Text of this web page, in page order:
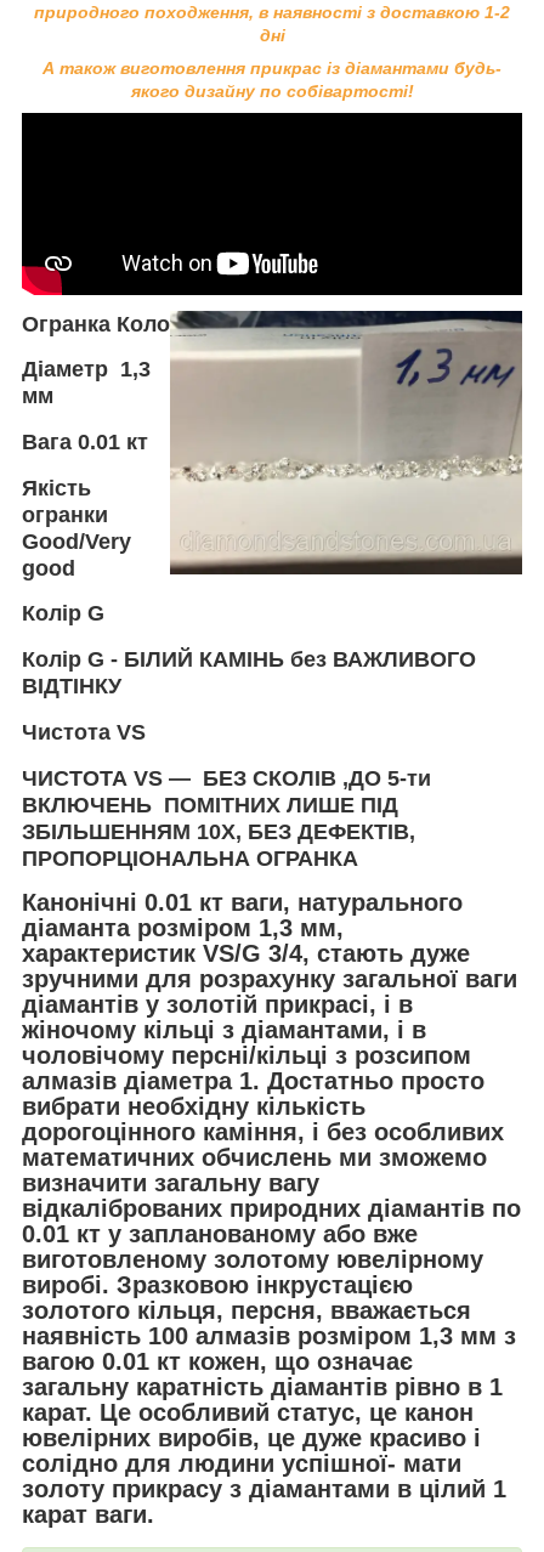
природного походження, в наявності з доставкою 1-2
дні
А також виготовлення прикрас із діамантами будь-
якого дизайну по собівартості!
Огранка Коло
Діаметр 1,3
мм
Вага 0.01 кт
Якість
огранки
Good/Very
good
Колір G
Колір G - БІЛИЙ КАМІНЬ без ВАЖЛИВОГО
ВІДТІНКУ
Чистота VS
ЧИСТОТА VS — БЕЗ СКОЛІВ ,ДО 5-ти
ВКЛЮЧЕНЬ ПОМІТНИХ ЛИШЕ ПІД
ЗБІЛЬШЕННЯМ 10Х, БЕЗ ДЕФЕКТІВ,
ПРОПОРЦІОНАЛЬНА ОГРАНКА
Канонічні 0.01 кт ваги, натурального
діаманта розміром 1,3 мм,
характеристик VS/G 3/4, стають дуже
зручними для розрахунку загальної ваги
діамантів у золотій прикрасі, і в
жіночому кільці з діамантами, і в
чоловічому персні/кільці з розсипом
алмазів діаметра 1. Достатньо просто
вибрати необхідну кількість
дорогоцінного каміння, і без особливих
математичних обчислень ми зможемо
визначити загальну вагу
відкаліброваних природних діамантів по
0.01 кт у запланованому або вже
виготовленому золотому ювелірному
виробі. Зразковою інкрустацією
золотого кільця, персня, вважається
наявність 100 алмазів розміром 1,3 мм з
вагою 0.01 кт кожен, що означає
загальну каратність діамантів рівно в 1
карат. Це особливий статус, це канон
ювелірних виробів, це дуже красиво і
солідно для людини успішної- мати
золоту прикрасу з діамантами в цілий 1
карат ваги.